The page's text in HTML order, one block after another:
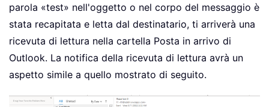
parola «test» nell'oggetto o nel corpo del messaggio è
stata recapitata e letta dal destinatario, ti arriverà una
ricevuta di lettura nella cartella Posta in arrivo di
Outlook. La notifica della ricevuta di lettura avrà un
aspetto simile a quello mostrato di seguito.